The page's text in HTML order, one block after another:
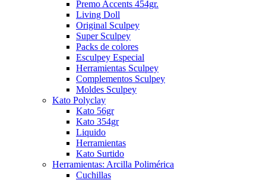
Premo Accents 454gr.
Living Doll
Original Sculpey
Super Sculpey
Packs de colores
Esculpey Especial
Herramientas Sculpey
Complementos Sculpey
Moldes Sculpey
Kato Polyclay
Kato 56gr
Kato 354gr
Liquido
Herramientas
Kato Surtido
Herramientas: Arcilla Polimérica
Cuchillas